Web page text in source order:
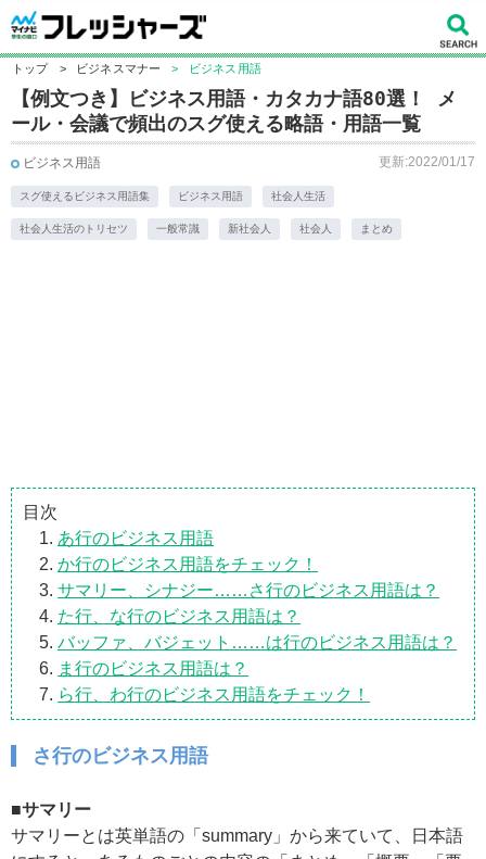
トップ > ビジネスマナー > ビジネス用語
【例文つき】ビジネス用語・カタカナ語80選！ メ
ール・会議で頻出のスグ使える略語・用語一覧
ビジネス用語 更新:2022/01/17
スグ使えるビジネス用語集 ビジネス用語 社会人生活
社会人生活のトリセツ 一般常識 新社会人 社会人 まとめ
目次
あ行のビジネス用語
か行のビジネス用語をチェック！
サマリー、シナジー……さ行のビジネス用語は？
た行、な行のビジネス用語は？
バッファ、バジェット……は行のビジネス用語は？
ま行のビジネス用語は？
ら行、わ行のビジネス用語をチェック！
さ行のビジネス用語
■サマリー
サマリーとは英単語の「summary」から来ていて、日本語